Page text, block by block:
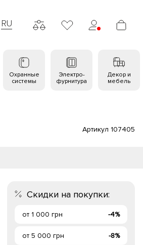
RU
Охранные
системы
Электро-
фурнитура
Декор и
мебель
Артикул 107405
Скидки на покупки:
от 1 000 грн -4%
от 5 000 грн -8%